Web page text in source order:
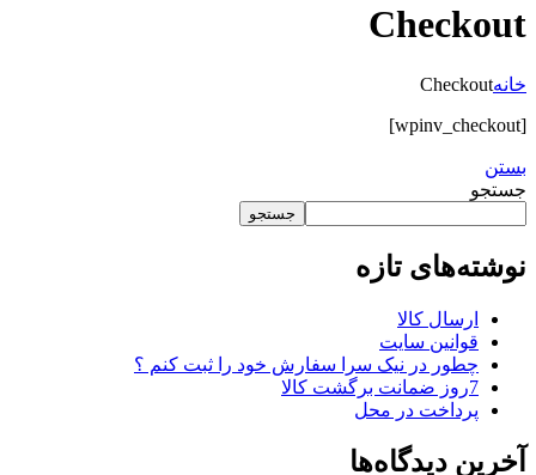
Checkout
خانهCheckout
[wpinv_checkout]
بستن
جستجو
جستجو
نوشته‌های تازه
ارسال کالا
قوانین سایت
چطور در نیک سرا سفارش خود را ثبت کنم ؟
7روز ضمانت برگشت کالا
پرداخت در محل
آخرین دیدگاه‌ها